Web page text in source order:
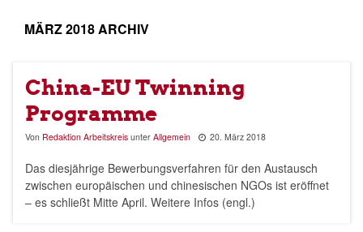
MÄRZ 2018ARCHIV
China-EU Twinning
Programme
Von Redaktion Arbeitskreis unter Allgemein 20. März 2018
Das diesjährige Bewerbungsverfahren für den Austausch
zwischen europäischen und chinesischen NGOs ist eröffnet
– es schließt Mitte April. Weitere Infos (engl.)